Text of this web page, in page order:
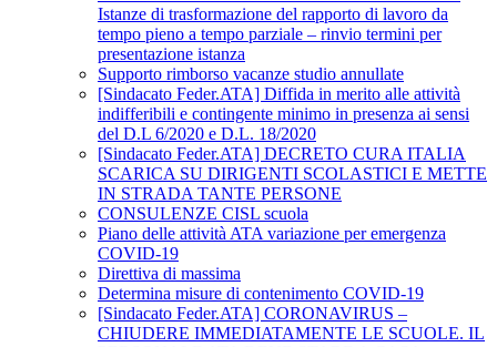
Istanze di trasformazione del rapporto di lavoro da
tempo pieno a tempo parziale – rinvio termini per
presentazione istanza
Supporto rimborso vacanze studio annullate
[Sindacato Feder.ATA] Diffida in merito alle attività
indifferibili e contingente minimo in presenza ai sensi
del D.L 6/2020 e D.L. 18/2020
[Sindacato Feder.ATA] DECRETO CURA ITALIA
SCARICA SU DIRIGENTI SCOLASTICI E METTE
IN STRADA TANTE PERSONE
CONSULENZE CISL scuola
Piano delle attività ATA variazione per emergenza
COVID-19
Direttiva di massima
Determina misure di contenimento COVID-19
[Sindacato Feder.ATA] CORONAVIRUS –
CHIUDERE IMMEDIATAMENTE LE SCUOLE. IL